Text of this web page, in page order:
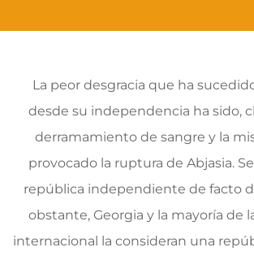
La peor desgracia que ha
desde su independencia ha sido,
derramamiento de sangre y la
provocado la ruptura de Abjasia.
república independiente de facto
obstante, Georgia y la mayoría de
internacional la consideran una